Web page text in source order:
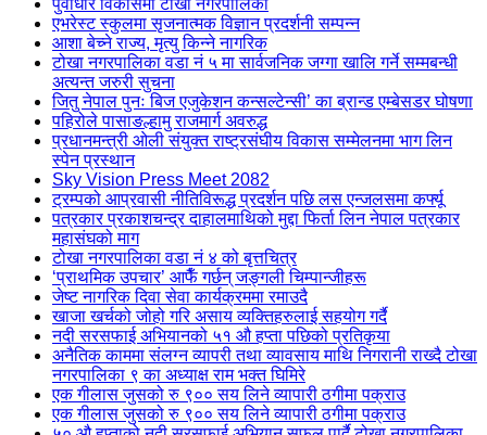
पुर्वाधार विकासमा टोखा नगरपालिका
एभरेस्ट स्कुलमा सृजनात्मक विज्ञान प्रदर्शनी सम्पन्न
आशा बेच्ने राज्य, मृत्यु किन्ने नागरिक
टोखा नगरपालिका वडा नं ५ मा सार्वजनिक जग्गा खालि गर्ने सम्मबन्धी
अत्यन्त जरुरी सुचना
जितु नेपाल पुनः बिज एजुकेशन कन्सल्टेन्सी’ का ब्रान्ड एम्बेसडर घोषणा
पहिरोले पासाङल्हामु राजमार्ग अवरुद्ध
प्रधानमन्त्री ओली संयुक्त राष्ट्रसंघीय विकास सम्मेलनमा भाग लिन
स्पेन प्रस्थान
Sky Vision Press Meet 2082
ट्रम्पको आप्रवासी नीतिविरूद्ध प्रदर्शन पछि लस एन्जलसमा कर्फ्यू
पत्रकार प्रकाशचन्द्र दाहालमाथिको मुद्दा फिर्ता लिन नेपाल पत्रकार
महासंघको माग
टोखा नगरपालिका वडा नं ४ को बृत्तचित्र
‘प्राथमिक उपचार’ आफैँ गर्छन् जङ्गली चिम्पान्जीहरू
जेष्ट नागरिक दिवा सेवा कार्यक्रममा रमाउदै
खाजा खर्चको जोहो गरि असाय व्यक्तिहरुलाई सहयोग गर्दै
नदी सरसफाई अभियानको ५१ औ हप्ता पछिको प्रतिकृया
अनैतिक काममा संलग्न व्यापरी तथा व्यावसाय माथि निगरानी राख्दै टोखा
नगरपालिका ९ का अध्याक्ष राम भक्त घिमिरे
एक गीलास जुसको रु ९०० सय लिने व्यापारी ठगीमा पक्राउ
एक गीलास जुसको रु ९०० सय लिने व्यापारी ठगीमा पक्राउ